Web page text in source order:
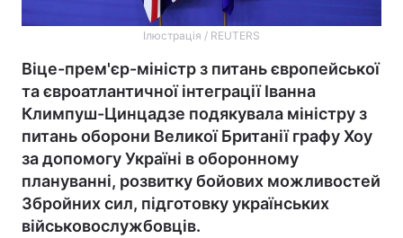
Ілюстрація / REUTERS
Віце-прем'єр-міністр з питань європейської
та євроатлантичної інтеграції Іванна
Климпуш-Цинцадзе подякувала міністру з
питань оборони Великої Британії графу Хоу
за допомогу Україні в оборонному
плануванні, розвитку бойових можливостей
Збройних сил, підготовку українських
військовослужбовців.